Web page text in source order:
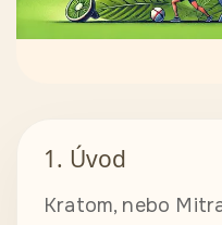
1. Úvod
Kratom, nebo